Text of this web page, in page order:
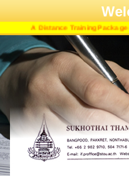
Distance Training Package on